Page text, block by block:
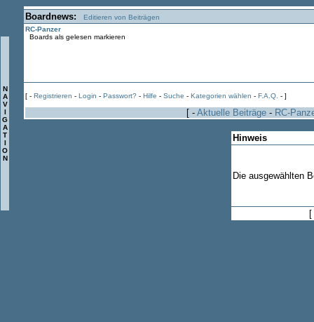
N
A
V
I
G
A
T
I
O
N
Boardnews:
Editieren von Beiträgen
RC-Panzer
Boards als gelesen markieren
[ - Registrieren - Login - Passwort? - Hilfe - Suche - Kategorien wählen - F.A.Q. - ]
[ - Aktuelle Beiträge - RC-
Hinweis
Die ausgewählten
[